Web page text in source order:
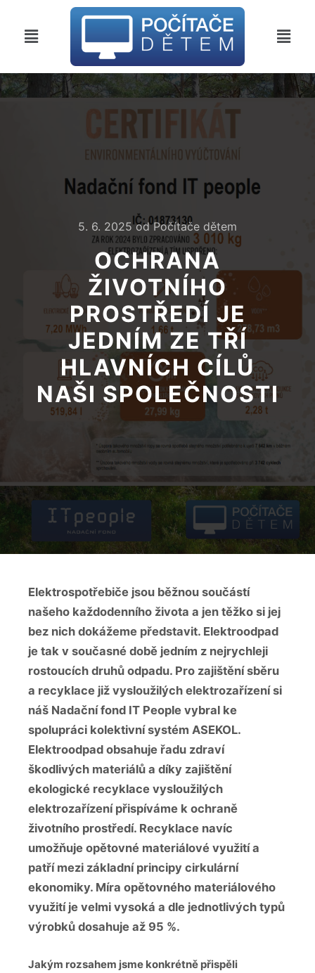
5. 6. 2025odPočítače dětem
OCHRANA
ŽIVOTNÍHO
PROSTŘEDÍ JE
JEDNÍM ZE TŘÍ
HLAVNÍCH CÍLŮ
NAŠI SPOLEČNOSTI
Elektrospotřebiče jsou běžnou součástí
našeho každodenního života a jen těžko si jej
bez nich dokážeme představit. Elektroodpad
je tak v současné době jedním z nejrychleji
rostoucích druhů odpadu. Pro zajištění sběru
a recyklace již vysloužilých elektrozařízení si
náš Nadační fond IT People vybral ke
spolupráci kolektivní systém ASEKOL.
Elektroodpad obsahuje řadu zdraví
škodlivých materiálů a díky zajištění
ekologické recyklace vysloužilých
elektrozařízení přispíváme k ochraně
životního prostředí. Recyklace navíc
umožňuje opětovné materiálové využití a
patří mezi základní principy cirkulární
ekonomiky. Míra opětovného materiálového
využití je velmi vysoká a dle jednotlivých typů
výrobků dosahuje až 95 %.
Jakým rozsahem jsme konkrétně přispěli